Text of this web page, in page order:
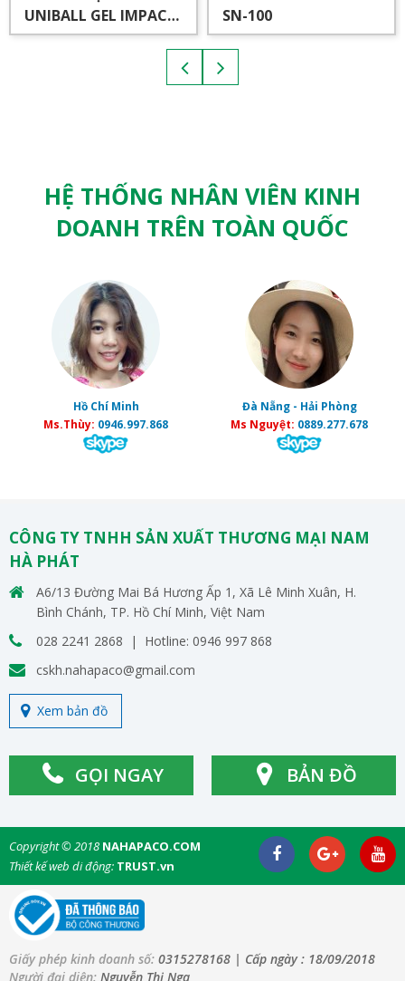
UNIBALL GEL IMPACT
153S
SN-100
HỆ THỐNG NHÂN VIÊN KINH
DOANH TRÊN TOÀN QUỐC
Hồ Chí Minh
Ms.Thùy: 0946.997.868
Đà Nẵng - Hải Phòng
Ms Nguyệt: 0889.277.678
CÔNG TY TNHH SẢN XUẤT THƯƠNG MẠI NAM
HÀ PHÁT
A6/13 Đường Mai Bá Hương Ấp 1, Xã Lê Minh Xuân, H.
Bình Chánh, TP. Hồ Chí Minh, Việt Nam
028 2241 2868 | Hotline: 0946 997 868
cskh.nahapaco@gmail.com
Xem bản đồ
GỌI NGAY BẢN ĐỒ
Copyright © 2018 NAHAPACO.COM
Thiết kế web di động: TRUST.vn
Giấy phép kinh doanh số: 0315278168 | Cấp ngày : 18/09/2018
Người đại diện: Nguyễn Thị Nga